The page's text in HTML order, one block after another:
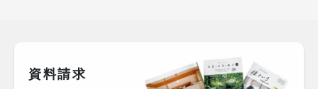
資料請求